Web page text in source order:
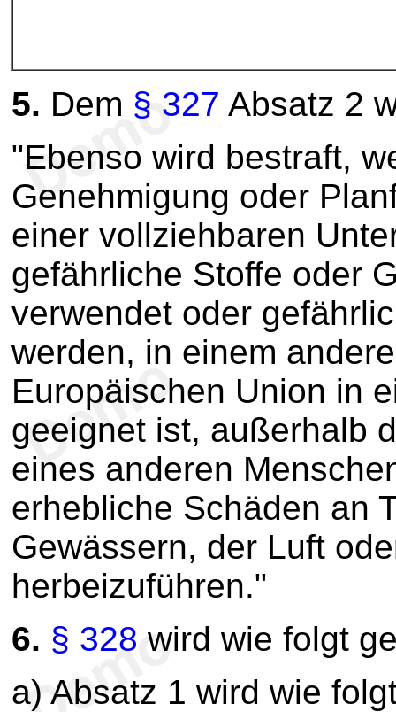
5. Dem § 327 Absatz 2
"Ebenso wird bestraft,
Genehmigung oder
einer vollziehbaren
gefährliche Stoffe oder
verwendet oder
werden, in einem
Europäischen Union in
geeignet ist, außerhalb
eines anderen
erhebliche Schäden an
Gewässern, der Luft
herbeizuführen."
6. § 328 wird wie folgt
a) Absatz 1 wird wie